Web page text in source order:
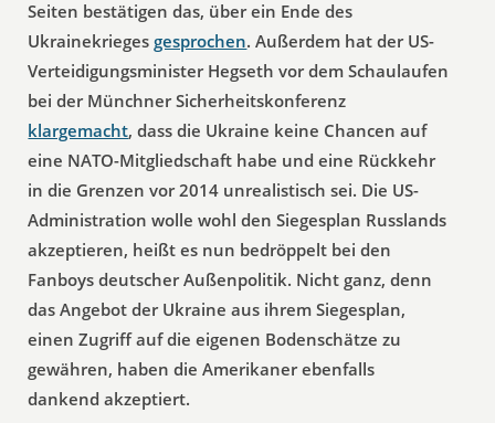
Seiten bestätigen das, über ein Ende des
Ukrainekriegesgesprochen. Außerdem hat der US-
Verteidigungsminister Hegseth vor dem Schaulaufen
bei der Münchner Sicherheitskonferenz
klargemacht, dass die Ukraine keine Chancen auf
eine NATO-Mitgliedschaft habe und eine Rückkehr
in die Grenzen vor 2014 unrealistisch sei. Die US-
Administration wolle wohl den Siegesplan Russlands
akzeptieren, heißt es nun bedröppelt bei den
Fanboys deutscher Außenpolitik. Nicht ganz, denn
das Angebot der Ukraine aus ihrem Siegesplan,
einen Zugriff auf die eigenen Bodenschätze zu
gewähren, haben die Amerikaner ebenfalls
dankend akzeptiert.